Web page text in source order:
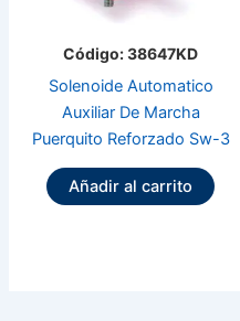
Código: 38647KD
Solenoide Automatico
Auxiliar De Marcha
Puerquito Reforzado Sw-3
Añadir al carrito